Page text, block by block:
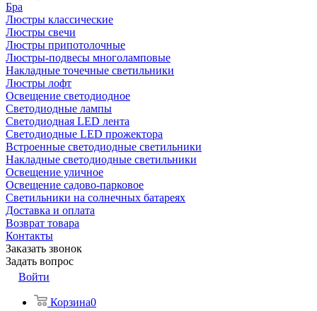
Бра
Люстры классические
Люстры свечи
Люстры припотолочные
Люстры-подвесы многоламповые
Накладные точечные светильники
Люстры лофт
Освещение светодиодное
Светодиодные лампы
Светодиодная LED лента
Светодиодные LED прожектора
Встроенные светодиодные светильники
Накладные светодиодные светильники
Освещение уличное
Освещение садово-парковое
Светильники на солнечных батареях
Доставка и оплата
Возврат товара
Контакты
Заказать звонок
Задать вопрос
Войти
Корзина0